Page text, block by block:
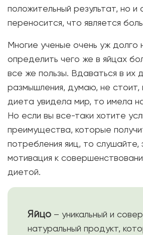
положительный результат, но и
переносится, что является
Многие ученые очень уж долго
определить чего же в яйцах
все же пользы. Вдаваться в их
размышления, думаю, не стоит,
диета увидела мир, то имела
Но если вы все-таки хотите
преимущества, которые
потребления яиц, то слушайте,
мотивация к
диетой.
Яйцо – уникальный и
натуральный продукт,